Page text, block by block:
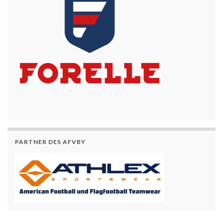
PARTNER DES AFVBY